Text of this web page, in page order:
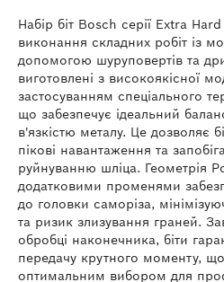
Набір біт Bosch серії Extra
виконання складних робіт із
допомогою шуруповертів та
виготовлені з високоякісної
застосуванням спеціального
що забезпечує ідеальний
в'язкістю металу. Це дозволяє
пікові навантаження та
руйнуванню шліца. Геометрія
додатковими променями
до головки саморіза,
та ризик злизування граней.
обробці наконечника, біти
передачу крутного моменту,
оптимальним вибором для